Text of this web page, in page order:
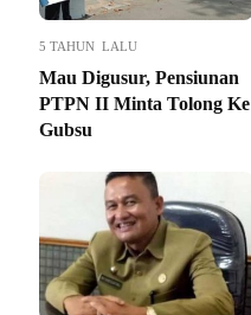
5 TAHUN LALU
Mau Digusur, Pensiunan
PTPN II Minta Tolong Ke
Gubsu